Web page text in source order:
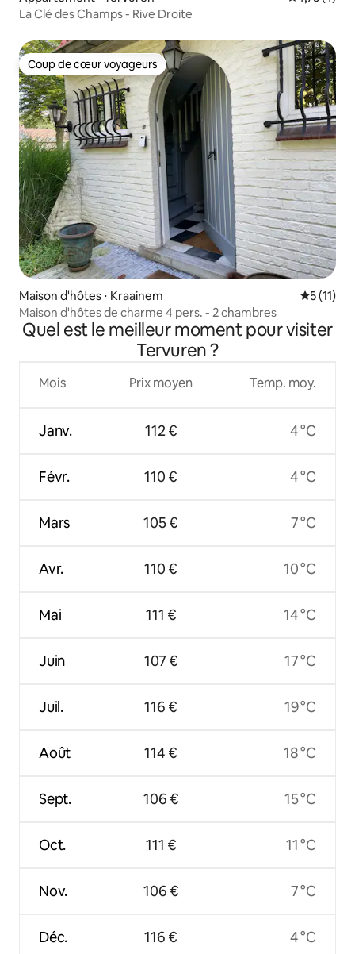
La Clé des Champs - Rive Droite
Coup de cœur voyageurs
Coup de cœur voyageurs
Maison d'hôtes ⋅ Kraainem
5 (11)
Maison d'hôtes de charme 4 pers. - 2 chambres
Quel est le meilleur moment pour visiter
Tervuren ?
Mois
Janv.
Févr.
Mars
Avr.
Mai
Juin
Juil.
Août
Sept.
Oct.
Nov.
Déc.
Prix moyen
112 €
110 €
105 €
110 €
111 €
107 €
116 €
114 €
106 €
111 €
106 €
116 €
Temp. moy.
4 °C
4 °C
7 °C
10 °C
14 °C
17 °C
19 °C
18 °C
15 °C
11 °C
7 °C
4 °C